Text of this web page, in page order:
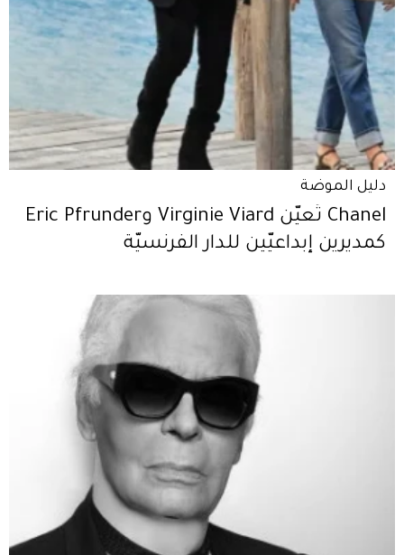
دليل الموضة
Chanel تُعيّن Virginie Viard وEric Pfrunder
كمديرين إبداعيّين للدار الفرنسيّة